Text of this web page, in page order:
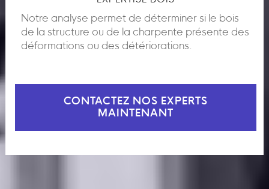
Notre analyse permet de déterminer si le bois
de la structure ou de la charpente présente des
déformations ou des détériorations.
CONTACTEZ NOS EXPERTS
MAINTENANT